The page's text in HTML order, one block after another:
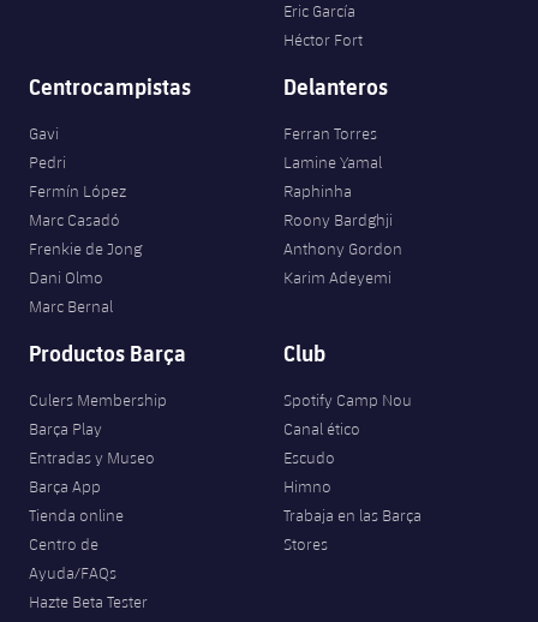
Eric García
Héctor Fort
Centrocampistas
Gavi
Pedri
Fermín López
Marc Casadó
Frenkie de Jong
Dani Olmo
Marc Bernal
Delanteros
Ferran Torres
Lamine Yamal
Raphinha
Roony Bardghji
Anthony Gordon
Karim Adeyemi
Productos Barça
Culers Membership
Barça Play
Entradas y Museo
Barça App
Tienda online
Centro de
Ayuda/FAQs
Hazte Beta Tester
Club
Spotify Camp Nou
Canal ético
Escudo
Himno
Trabaja en las Barça
Stores